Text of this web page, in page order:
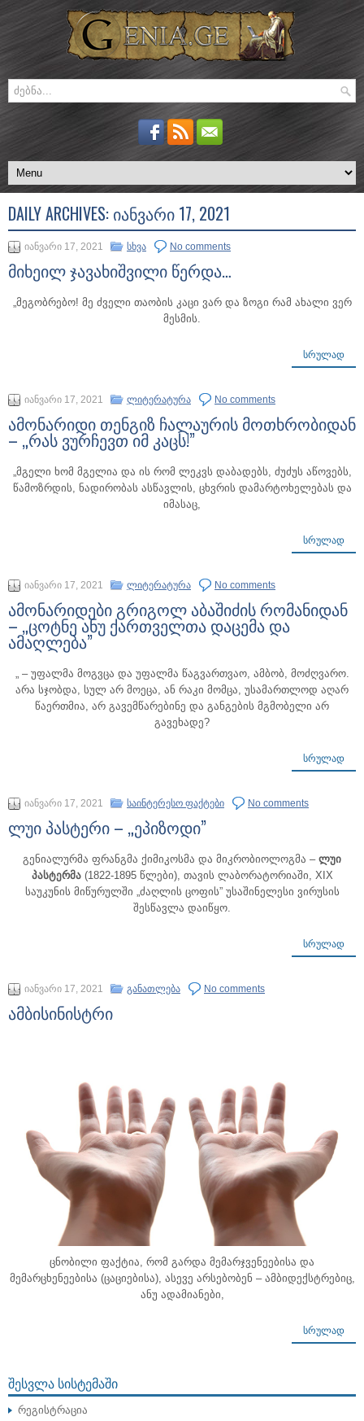
DAILY ARCHIVES: ᲘᲐᲜᲕᲐᲠᲘ 17, 2021
იანვარი 17, 2021 სხვა No comments
მიხეილ ჯავახიშვილი წერდა…
„მეგობრებო! მე ძველი თაობის კაცი ვარ და ზოგი რამ ახალი ვერ
მესმის.
ᲡᲠᲣᲚᲐᲓ
იანვარი 17, 2021 ლიტერატურა No comments
ამონარიდი თენგიზ ჩალაურის მოთხრობიდან
– „რას ვურჩევთ იმ კაცს!”
„მგელი ხომ მგელია და ის რომ ლეკვს დაბადებს, ძუძუს აწოვებს,
წამოზრდის, ნადირობას ასწავლის, ცხვრის დამარტოხელებას და
იმასაც,
ᲡᲠᲣᲚᲐᲓ
იანვარი 17, 2021 ლიტერატურა No comments
ამონარიდები გრიგოლ აბაშიძის რომანიდან
– „ცოტნე ანუ ქართველთა დაცემა და
ამაღლება”
„ – უფალმა მოგვცა და უფალმა წაგვართვაო, ამბობ, მოძღვარო.
არა სჯობდა, სულ არ მოეცა, ან რაკი მომცა, უსამართლოდ აღარ
წაერთმია, არ გავემწარებინე და განგების მგმობელი არ
გავეხადე?
ᲡᲠᲣᲚᲐᲓ
იანვარი 17, 2021 საინტერესო ფაქტები No comments
ლუი პასტერი – „ეპიზოდი”
გენიალურმა ფრანგმა ქიმიკოსმა და მიკრობიოლოგმა – ლუი
პასტერმა(1822-1895 წლები), თავის ლაბორატორიაში, XIX
საუკუნის მიწურულში „ძაღლის ცოფის” უსაშინელესი ვირუსის
შესწავლა დაიწყო.
ᲡᲠᲣᲚᲐᲓ
იანვარი 17, 2021 განათლება No comments
ამბისინისტრი
ცნობილი ფაქტია, რომ გარდა მემარჯვენეებისა და
მემარცხენეებისა (ცაციებისა), ასევე არსებობენ – ამბიდექსტრებიც,
ანუ ადამიანები,
ᲡᲠᲣᲚᲐᲓ
ᲨᲔᲡᲕᲚᲐ ᲡᲘᲡᲢᲔᲛᲐᲨᲘ
რეგისტრაცია